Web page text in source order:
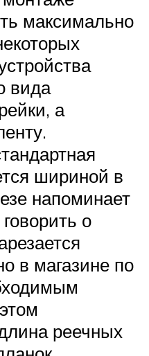
максимально
вида
а
шириной в
напоминает
о
в магазине по
реечных